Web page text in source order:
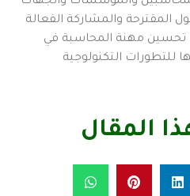
المقترحة والمشاركة الفعالة
تحسين مهنة المحاسبة في
للتطورات التكنولوجية
المقال